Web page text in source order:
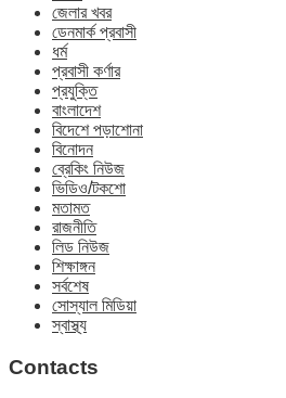
জেলার খবর
ডেনমার্ক প্রবাসী
ধর্ম
প্রবাসী কর্ণার
প্রযুক্তি
বাংলাদেশ
বিদেশে পড়াশোনা
বিনোদন
ব্রেকিং নিউজ
ভিডিও/টকশো
মতামত
রাজনীতি
লিড নিউজ
শিক্ষাঙ্গন
সর্বশেষ
সোস্যাল মিডিয়া
স্বাস্থ্য
Contacts